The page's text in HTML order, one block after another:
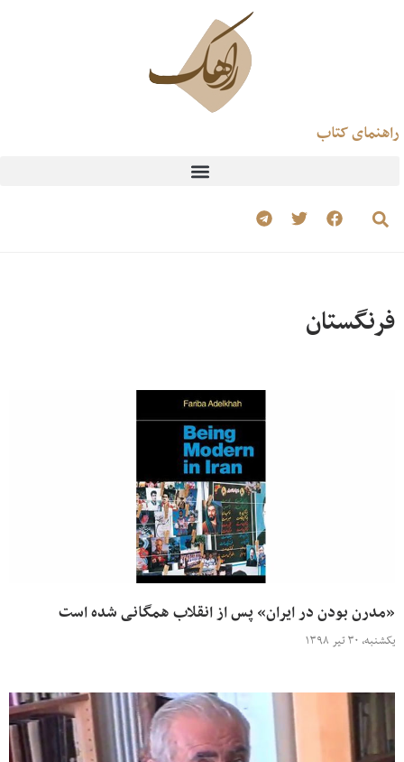
راهنمای کتاب
فرنگستان
«مدرن بودن در ایران» پس از انقلاب همگانی شده است
یکشنبه، ۳۰ تیر ۱۳۹۸